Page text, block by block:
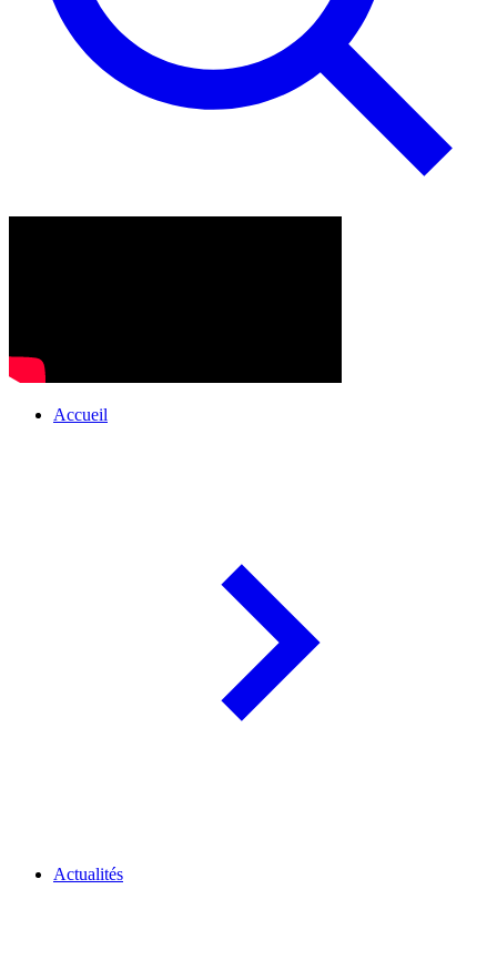
Accueil
Actualités